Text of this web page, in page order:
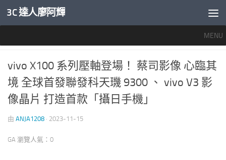
內文下方
3C 達人廖阿輝
MENU
0
vivo X100 系列壓軸登場！ 蔡司影像 心臨其
境 全球首發聯發科天璣 9300 、 vivo V3 影
像晶片 打造首款「攝日手機」
由 ANJA1208 · 2023-11-15
GA 瀏覽人氣：0